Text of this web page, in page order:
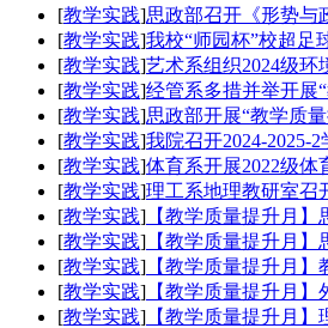
[教学实践]思政部召开《形势与
[教学实践]我校“师园杯”校超足
[教学实践]艺术系组织2024级环
[教学实践]经管系多措并举开展
[教学实践]思政部开展“教学质
[教学实践]我院召开2024-2025-
[教学实践]体育系开展2022级体
[教学实践]理工系地理教研室召
[教学实践] 【教学质量提升月
[教学实践] 【教学质量提升月
[教学实践] 【教学质量提升月
[教学实践] 【教学质量提升月
[教学实践] 【教学质量提升月